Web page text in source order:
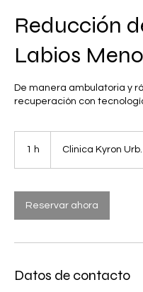
Reducción
Labios
De manera ambulatoria y
recuperación con
1 h Clinica Kyron
Reservar ahora
Datos de contacto